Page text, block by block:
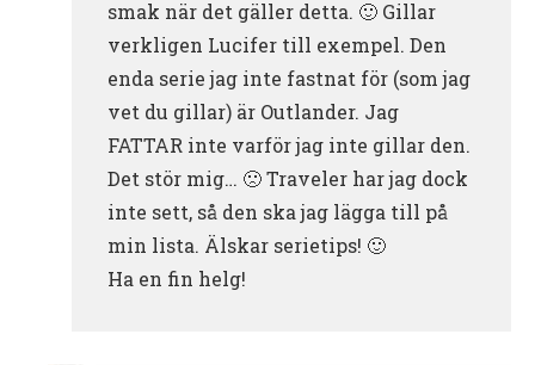
smak när det gäller detta. 🙂 Gillar
verkligen Lucifer till exempel. Den
enda serie jag inte fastnat för (som jag
vet du gillar) är Outlander. Jag
FATTAR inte varför jag inte gillar den.
Det stör mig… 🙁 Traveler har jag dock
inte sett, så den ska jag lägga till på
min lista. Älskar serietips! 🙂
Ha en fin helg!